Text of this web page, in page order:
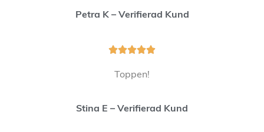
Petra K – Verifierad Kund

Toppen!
Stina E – Verifierad Kund